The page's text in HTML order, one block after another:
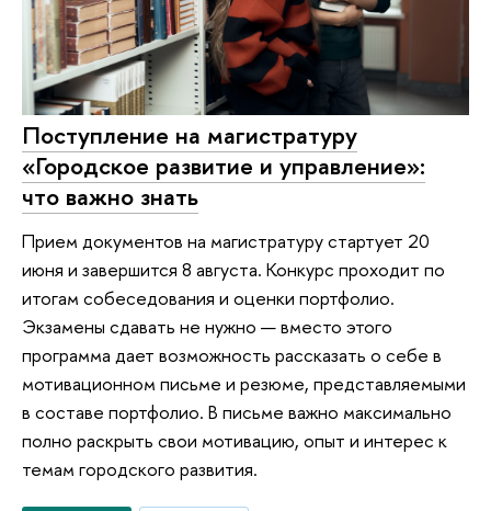
Поступление на магистратуру
«Городское развитие и управление»:
что важно знать
Прием документов на магистратуру стартует 20
июня и завершится 8 августа. Конкурс проходит по
итогам собеседования и оценки портфолио.
Экзамены сдавать не нужно — вместо этого
программа дает возможность рассказать о себе в
мотивационном письме и резюме, представляемыми
в составе портфолио. В письме важно максимально
полно раскрыть свои мотивацию, опыт и интерес к
темам городского развития.